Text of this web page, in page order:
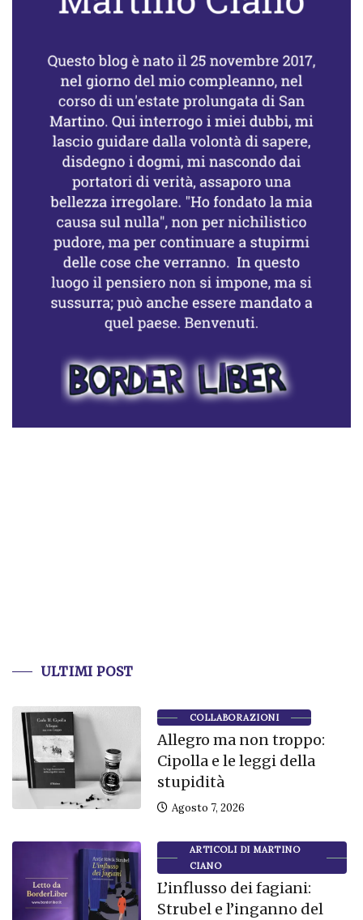
ULTIMI POST
COLLABORAZIONI
Allegro ma non troppo:
Cipolla e le leggi della
stupidità
Agosto 7, 2026
ARTICOLI DI MARTINO
CIANO
L’influsso dei fagiani:
Strubel e l’inganno del